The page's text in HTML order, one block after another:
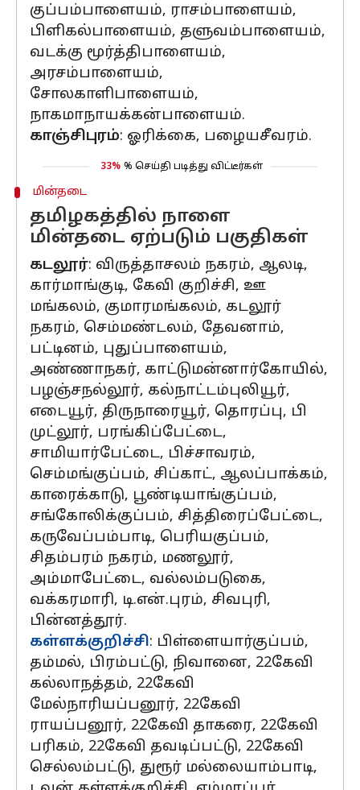
குப்பம்பாளையம், ராசம்பாளையம்,
பிளிகல்பாளையம், தளுவம்பாளையம்,
வடக்கு மூர்த்திபாளையம்,
அரசம்பாளையம்,
சோலகாளிபாளையம்,
நாகமாநாயக்கன்பாளையம்.
காஞ்சிபுரம்: ஓரிக்கை, பழையசீவரம்.
33% % செய்தி படித்து விட்டீர்கள்
மின்தடை
தமிழகத்தில் நாளை
மின்தடை ஏற்படும் பகுதிகள்
கடலூர்: விருத்தாசலம் நகரம், ஆலடி,
கார்மாங்குடி, கேவி குறிச்சி, ஊ
மங்கலம், குமாரமங்கலம், கடலூர்
நகரம், செம்மண்டலம், தேவனாம்,
பட்டினம், புதுப்பாளையம்,
அண்ணாநகர், காட்டுமன்னார்கோயில்,
பழஞ்சநல்லூர், கல்நாட்டம்புலியூர்,
எடையூர், திருநாரையூர், தொரப்பு, பி
முட்லூர், பரங்கிப்பேட்டை,
சாமியார்பேட்டை, பிச்சாவரம்,
செம்மங்குப்பம், சிப்காட், ஆலப்பாக்கம்,
காரைக்காடு, பூண்டியாங்குப்பம்,
சங்கோலிக்குப்பம், சித்திரைப்பேட்டை,
கருவேப்பம்பாடி, பெரியகுப்பம்,
சிதம்பரம் நகரம், மணலூர்,
அம்மாபேட்டை, வல்லம்படுகை,
வக்கரமாரி, டி.என்.புரம், சிவபுரி,
பின்னத்தூர்.
கள்ளக்குறிச்சி: பிள்ளையார்குப்பம்,
தம்மல், பிரம்பட்டு, நிவானை, 22கேவி
கல்லாநத்தம், 22கேவி
மேல்நாரியப்பனூர், 22கேவி
ராயப்பனூர், 22கேவி தாகரை, 22கேவி
பரிகம், 22கேவி தவடிப்பட்டு, 22கேவி
செல்லம்பட்டு, துரூர் மல்லையாம்பாடி,